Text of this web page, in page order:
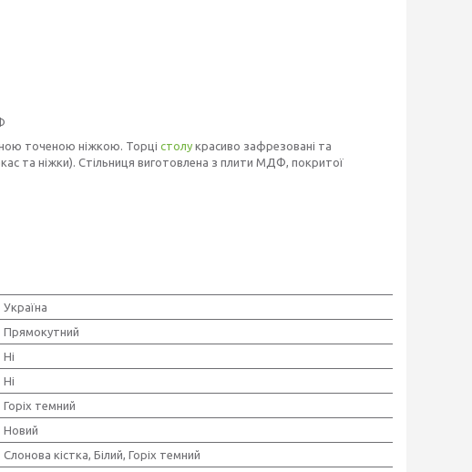
точеною ніжкою. Торці столу красиво зафрезовані та
та ніжки). Стільниця виготовлена ​​з плити МДФ, покритої
Україна
Прямокутний
Ні
Ні
Горіх темний
Новий
Слонова кістка, Білий, Горіх темний